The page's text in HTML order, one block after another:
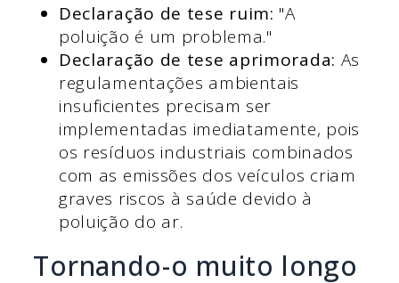
Declaração de tese ruim: "A
poluição é um problema."
Declaração de tese aprimorada: As
regulamentações ambientais
insuficientes precisam ser
implementadas imediatamente, pois
os resíduos industriais combinados
com as emissões dos veículos criam
graves riscos à saúde devido à
poluição do ar.
Tornando-o muito longo